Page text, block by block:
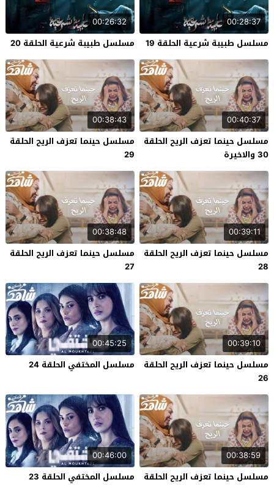
00:28:37
مسلسل طبيبة شرعية الحلقة 19
00:26:32
مسلسل طبيبة شرعية الحلقة 20
00:40:37
مسلسل حينما تعزف الريح الحلقة
30 والاخيرة
00:38:43
مسلسل حينما تعزف الريح الحلقة
29
00:39:11
مسلسل حينما تعزف الريح الحلقة
28
00:38:48
مسلسل حينما تعزف الريح الحلقة
27
00:39:10
مسلسل حينما تعزف الريح الحلقة
26
00:45:25
مسلسل المختفي الحلقة 24
00:38:59
مسلسل حينما تعزف الريح الحلقة
00:46:00
مسلسل المختفي الحلقة 23